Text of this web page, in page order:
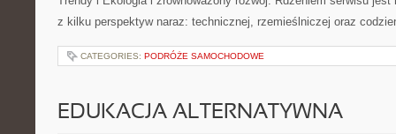
z kilku perspektyw naraz: technicznej, rzemieślniczej oraz
CATEGORIES: PODRÓŻE SAMOCHODOWE
EDUKACJA ALTERNATYWNA